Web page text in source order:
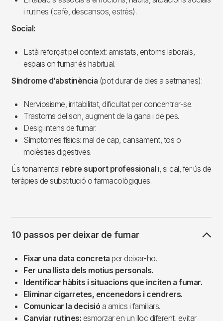
i rutines (cafè, descansos, estrès).
Social:
Està reforçat pel context: amistats, entorns laborals,
espais on fumar és habitual.
Síndrome d’abstinència (pot durar de dies a setmanes):
Nerviosisme, irritabilitat, dificultat per concentrar-se.
Trastorns del son, augment de la gana i de pes.
Desig intens de fumar.
Símptomes físics: mal de cap, cansament, tos o
molèsties digestives.
És fonamental rebre suport professional i, si cal, fer ús de
teràpies de substitució o farmacològiques.
10 passos per deixar de fumar
Fixar una data concreta per deixar-ho.
Fer una llista dels motius personals.
Identificar hàbits i situacions que inciten a fumar.
Eliminar cigarretes, encenedors i cendrers.
Comunicar la decisió a amics i familiars.
Canviar rutines: esmorzar en un lloc diferent, evitar